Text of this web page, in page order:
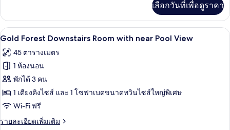
Room
With
Near
Pool
View
เกี่ยว
กับ
Gold
upstairs
Room
With
Near
Pool
View
เลือกวันที่เพื่อดูราคา
เปิด
ภาพถ่าย
ทั้งหมด
ของ
Gold
Forest
Downstairs
ตู้นิรภัยในห้องพัก, โต๊ะทำงาน, ผ้าม่าน
2
Gold Forest Downstairs Room with near Pool View
45 ตารางเมตร
1 ห้องนอน
พักได้ 3 คน
1 เตียงคิงไซส์ และ 1 โซฟาเบดขนาดทวินไซส์ใหญ่พิเศษ
Wi-Fi ฟรี
รายละเอียดเพิ่มเติม
ราย